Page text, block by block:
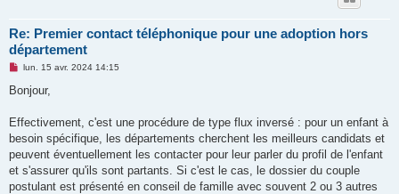
Re: Premier contact téléphonique pour une adoption hors
département
M
s
g
n
o
u
lun. 15 avr. 2024 14:15
Bonjour,
Effectivement, c'est une procédure de type flux inversé : pour un enfant à
besoin spécifique, les départements cherchent les meilleurs candidats et
peuvent éventuellement les contacter pour leur parler du profil de l'enfant
et s'assurer qu'ils sont partants. Si c'est le cas, le dossier du couple
postulant est présenté en conseil de famille avec souvent 2 ou 3 autres